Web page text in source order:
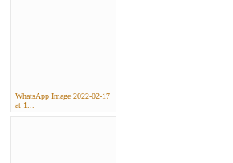
WhatsApp Image 2022-02-17
at 1...